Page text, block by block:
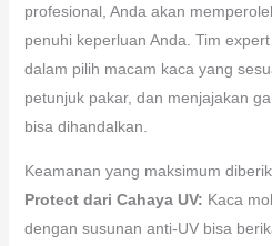
profesional, Anda akan
penuhi keperluan Anda. Tim
dalam pilih macam kaca yang
petunjuk pakar, dan menjajakan
bisa dihandalkan.
Keamanan yang maksimum
Protect dari Cahaya UV: Kaca
dengan susunan anti-UV bisa